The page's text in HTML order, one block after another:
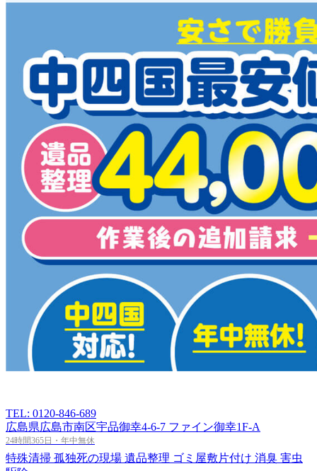
TEL: 0120-846-689
広島県広島市南区宇品御幸4-6-7 ファイン御幸1F-A
24時間365日・年中無休
特殊清掃 孤独死の現場 遺品整理 ゴミ屋敷片付け 消臭 害虫